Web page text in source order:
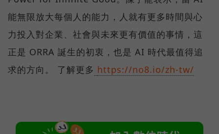
能無限放大每個人的能力，人就有更多時間與心
力投入對企業、社會與未來更有價值的事情，這
正是 ORRA 誕生的初衷，也是 AI 時代最值得追
求的方向。 了解更多 https://no8.io/zh-tw/